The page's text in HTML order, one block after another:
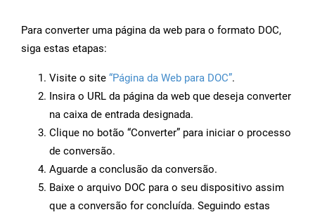
Para converter uma página da web para o formato DOC,
siga estas etapas:
Visite o site “Página da Web para DOC”.
Insira o URL da página da web que deseja converter
na caixa de entrada designada.
Clique no botão “Converter” para iniciar o processo
de conversão.
Aguarde a conclusão da conversão.
Baixe o arquivo DOC para o seu dispositivo assim
que a conversão for concluída. Seguindo estas